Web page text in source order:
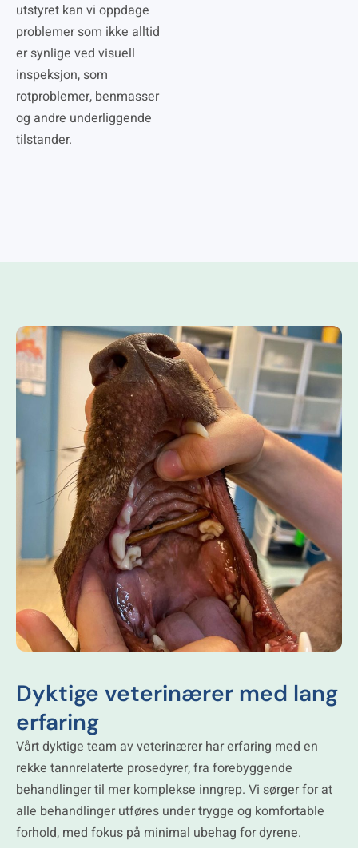
utstyret kan vi oppdage
problemer som ikke alltid
er synlige ved visuell
inspeksjon, som
rotproblemer, benmasser
og andre underliggende
tilstander.
Dyktige veterinærer med lang
erfaring
Vårt dyktige team av veterinærer har erfaring med en
rekke tannrelaterte prosedyrer, fra forebyggende
behandlinger til mer komplekse inngrep. Vi sørger for at
alle behandlinger utføres under trygge og komfortable
forhold, med fokus på minimal ubehag for dyrene.